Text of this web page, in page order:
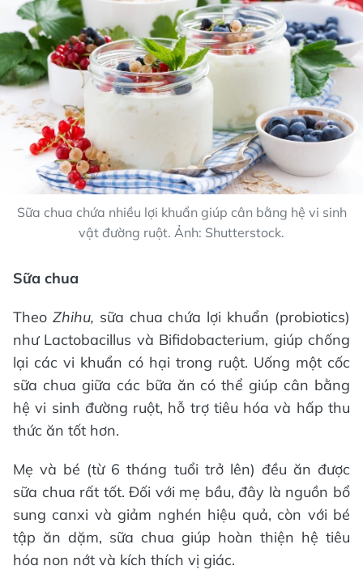
Sữa chua chứa nhiều lợi khuẩn giúp cân bằng hệ vi sinh
vật đường ruột. Ảnh: Shutterstock.
Sữa chua
Theo Zhihu, sữa chua chứa lợi khuẩn (probiotics)
như Lactobacillus và Bifidobacterium, giúp chống
lại các vi khuẩn có hại trong ruột. Uống một cốc
sữa chua giữa các bữa ăn có thể giúp cân bằng
hệ vi sinh đường ruột, hỗ trợ tiêu hóa và hấp thu
thức ăn tốt hơn.
Mẹ và bé (từ 6 tháng tuổi trở lên) đều ăn được
sữa chua rất tốt. Đối với mẹ bầu, đây là nguồn bổ
sung canxi và giảm nghén hiệu quả, còn với bé
tập ăn dặm, sữa chua giúp hoàn thiện hệ tiêu
hóa non nớt và kích thích vị giác.